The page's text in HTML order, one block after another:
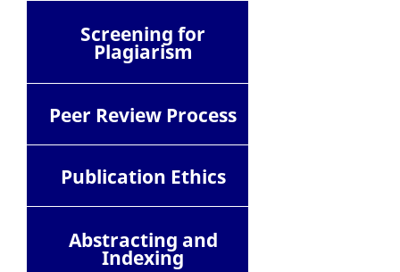
Screening for
Plagiarism
Peer Review Process
Publication Ethics
Abstracting and
Indexing